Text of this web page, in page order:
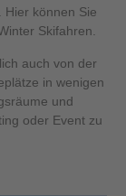
Hier können Sie
Skifahren.
auch von der
in wenigen
und
oder Event zu